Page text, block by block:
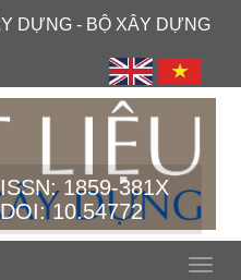
DỰNG - BỘ XÂY DỰNG
ISSN:1859-381X
DOI: 10.54772